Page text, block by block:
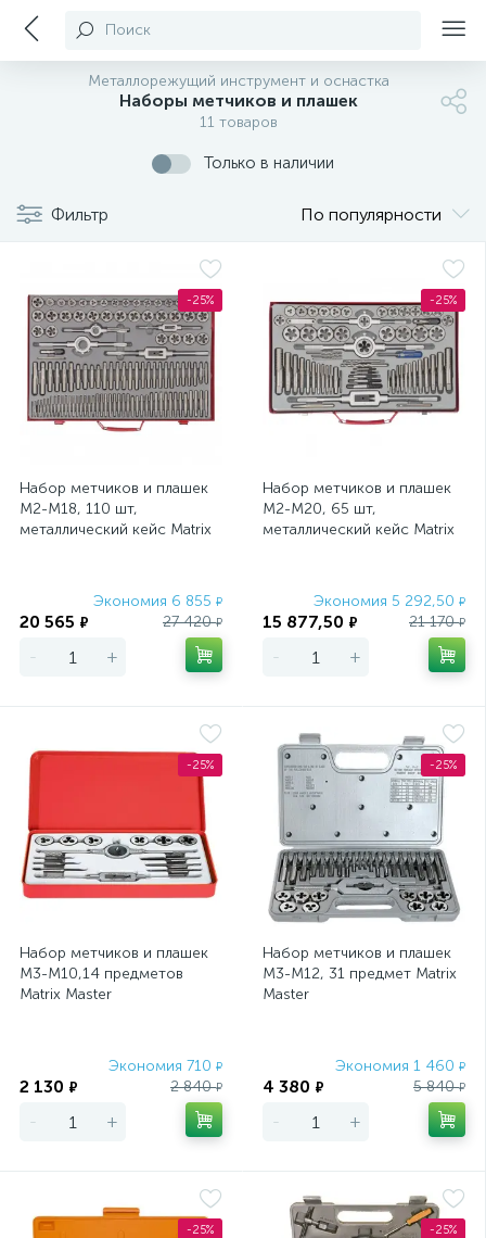
Поиск
Металлорежущий инструмент и оснастка
Наборы метчиков и плашек
11 товаров
Только в наличии
Фильтр По популярности
-25%
Набор метчиков и плашек
М2-М18, 110 шт,
металлический кейс Matrix
Экономия 6 855 ₽
20 565 ₽ 27 420₽
- +
-25%
Набор метчиков и плашек
М2-М20, 65 шт,
металлический кейс Matrix
Экономия 5 292,50 ₽
15 877,50 ₽ 21 170₽
- +
-25%
Набор метчиков и плашек
М3-М10,14 предметов
Matrix Master
Экономия 710 ₽
2 130 ₽ 2 840₽
- +
-25%
Набор метчиков и плашек
М3-М12, 31 предмет Matrix
Master
Экономия 1 460 ₽
4 380 ₽ 5 840₽
- +
-25% -25%